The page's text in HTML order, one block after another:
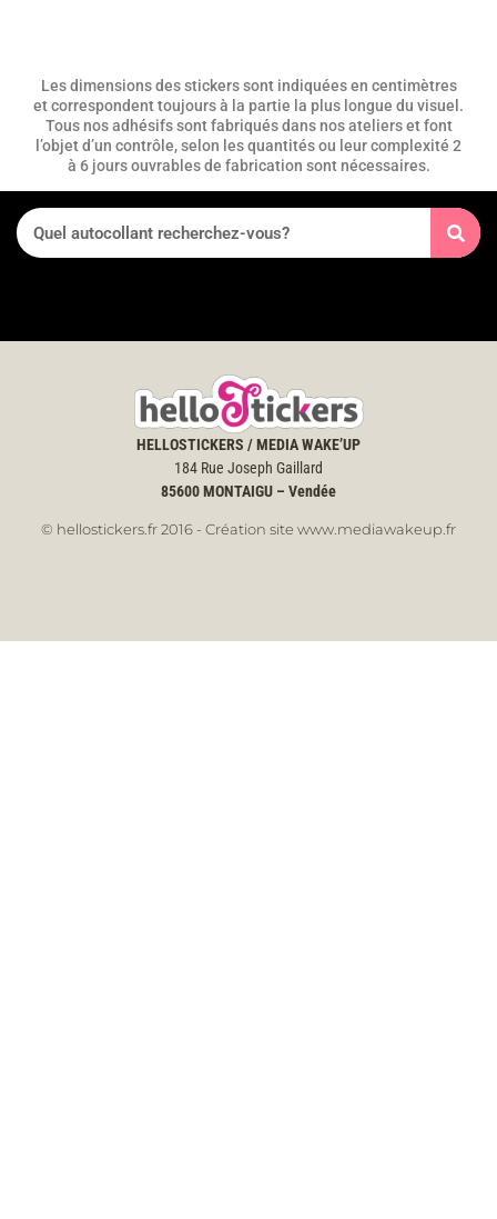
Les dimensions des stickers sont indiquées en centimètres
et correspondent toujours à la partie la plus longue du visuel.
Tous nos adhésifs sont fabriqués dans nos ateliers et font
l’objet d’un contrôle, selon les quantités ou leur complexité 2
à 6 jours ouvrables de fabrication sont nécessaires.
HELLOSTICKERS / MEDIA WAKE’UP
184 Rue Joseph Gaillard
85600MONTAIGU – Vendée
© hellostickers.fr 2016 - Création site www.mediawakeup.fr